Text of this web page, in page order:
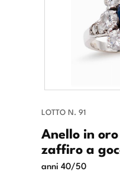
LOTTO N. 91
Anello in
zaffiro a
anni 40/50